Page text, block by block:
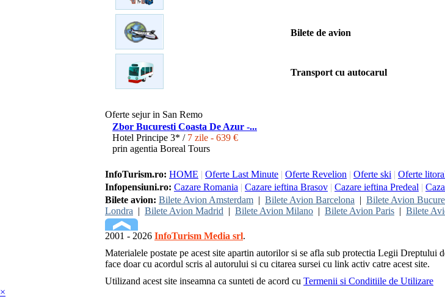
Bilete de avion
Transport cu autocarul
Oferte sejur in San Remo
Zbor Bucuresti Coasta De Azur -...
Hotel Principe 3* / 7 zile - 639 €
prin agentia Boreal Tours
InfoTurism.ro: HOME | Oferte Last Minute | Oferte Revelion | Oferte ski | Oferte
Infopensiuni.ro: Cazare Romania | Cazare ieftina Brasov | Cazare ieftina Predeal |
Bilete avion: Bilete Avion Amsterdam | Bilete Avion Barcelona | Bilete Avion
Londra | Bilete Avion Madrid | Bilete Avion Milano | Bilete Avion Paris | Bilete
2001 - 2026 InfoTurism Media srl.
Materialele postate pe acest site apartin autorilor si se afla sub protectia Legii Dreptului
face doar cu acordul scris al autorului si cu citarea sursei cu link activ catre acest site.
Utilizand acest site inseamna ca sunteti de acord cu Termenii si Conditiile de Utilizare
×